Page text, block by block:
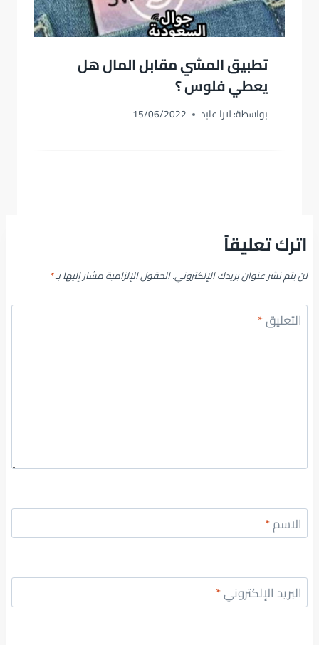
تطبيق المشي مقابل المال هل
يعطي فلوس ؟
بواسطة:لارا عابد 15/06/2022
اترك تعليقاً
لن يتم نشر عنوان بريدك الإلكتروني.الحقول الإلزامية مشار إليها بـ*
التعليق*
الاسم*
البريد الإلكتروني*